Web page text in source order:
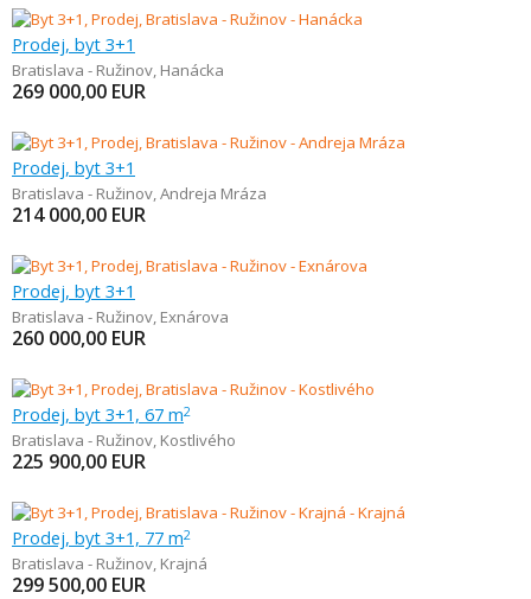
Prodej, byt 3+1
Bratislava - Ružinov, Hanácka
269 000,00 EUR
Prodej, byt 3+1
Bratislava - Ružinov,Andreja Mráza
214 000,00 EUR
Prodej, byt 3+1
Bratislava - Ružinov, Exnárova
260 000,00 EUR
Prodej, byt 3+1, 67 m2
Bratislava - Ružinov, Kostlivého
225 900,00 EUR
Prodej, byt 3+1, 77 m2
Bratislava - Ružinov, Krajná
299 500,00 EUR